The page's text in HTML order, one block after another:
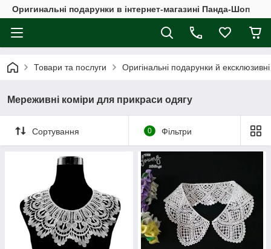
Оригинальні подарунки в інтернет-магазині Панда-Шоп
Товари та послуги Оригінальні подарунки й
Мереживні коміри для прикраси одягу
Сортування 0 Фільтри